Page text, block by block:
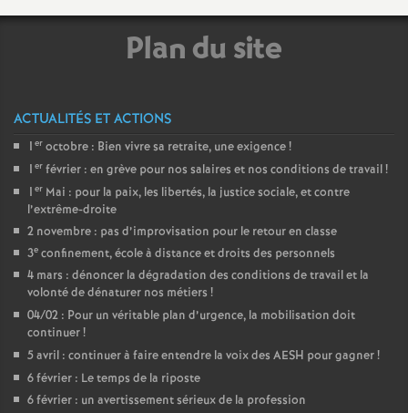
Plan du site
ACTUALITÉS ET ACTIONS
1 er octobre : Bien vivre sa retraite, une exigence!
1 er février : en grève pour nos salaires et nos conditions de travail!
1 er Mai : pour la paix, les libertés, la justice sociale, et contre
l’extrême-droite
2 novembre : pas d’improvisation pour le retour en classe
3e confinement, école à distance et droits des personnels
4 mars : dénoncer la dégradation des conditions de travail et la
volonté de dénaturer nos métiers !
04/02 : Pour un véritable plan d’urgence, la mobilisation doit
continuer!
5 avril : continuer à faire entendre la voix des AESH pour gagner!
6 février : Le temps de la riposte
6 février : un avertissement sérieux de la profession